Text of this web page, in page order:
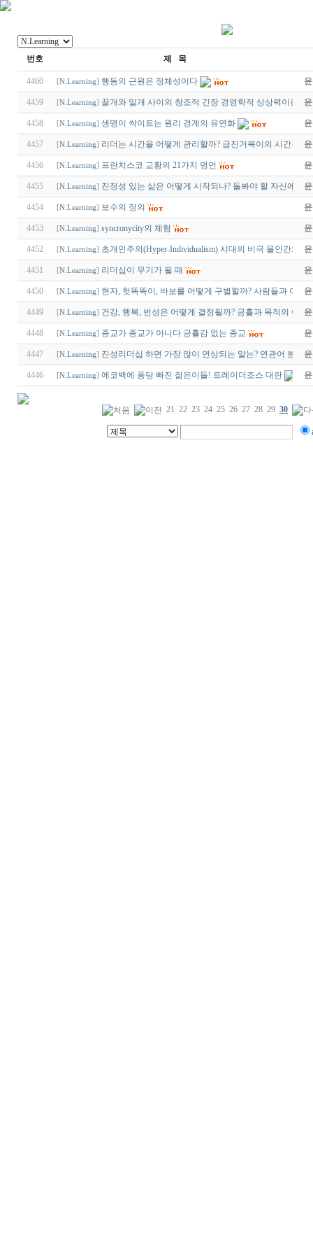
번호 제 목
4460 [N.Learning] 행동의 근원은 정체성이다
4459 [N.Learning] 끌개와 밀개 사이의 창조적 긴장 경영학적 상상력이란?
4458 [N.Learning] 생명이 싹이트는 원리 경계의 유연화
4457 [N.Learning] 리더는 시간을 어떻게 관리할까? 급진거북이의 시간관리
4456 [N.Learning] 프란치스코 교황의 21가지 명언
4455 [N.Learning] 진정성 있는 삶은 어떻게 시작되나? 돌봐야 할 자신에 대
4454 [N.Learning] 보수의 정의
4453 [N.Learning] syncronycity의 체험
4452 [N.Learning] 초개인주의(Hyper-Individualism) 시대의 비극 몰인간화
4451 [N.Learning] 리더십이 무기가 될 때
4450 [N.Learning] 현자, 헛똑똑이, 바보를 어떻게 구별할까? 사람들과 어울
4449 [N.Learning] 건강, 행복, 번성은 어떻게 결정될까? 긍휼과 목적의 이중
4448 [N.Learning] 종교가 종교가 아니다 긍휼감 없는 종교
4447 [N.Learning] 진성리더십 하면 가장 많이 연상되는 말는? 연관어 분석
4446 [N.Learning] 에코백에 퐁당 빠진 젊은이들! 트레이더조스 대란
21 22 23 24 25 26 27 28 29 30